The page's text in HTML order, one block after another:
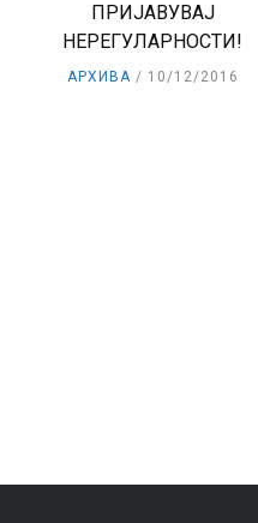
ПРИЈАВУВАЈ
НЕРЕГУЛАРНОСТИ!
АРХИВА 10/12/2016